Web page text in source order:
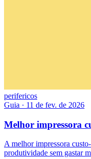
perifericos
Guia · 11 de fev. de 2026
Melhor impressora
A melhor impressora
produtividade sem gastar